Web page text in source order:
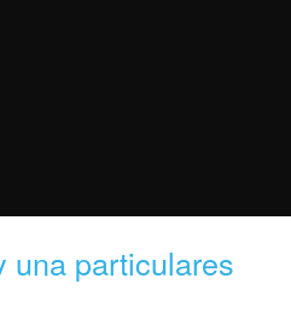
una particulares